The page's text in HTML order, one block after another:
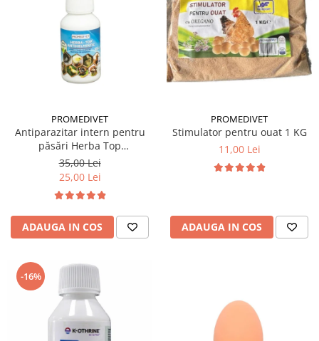
PROMEDIVET
Antiparazitar intern pentru
păsări Herba Top
Antihelmintic 100 ml
35,00 Lei
25,00 Lei
ADAUGA IN COS
PROMEDIVET
Stimulator pentru ouat 1 KG
11,00 Lei
ADAUGA IN COS
-16%